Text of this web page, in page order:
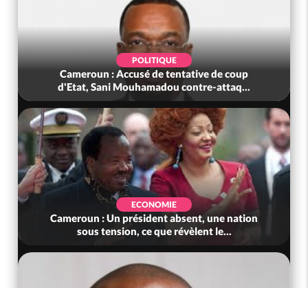
POLITIQUE
: Accusé de tentative de coup
Mouhamadou contre-attaq...
: Un président absent, une nation
tension, ce que révèlent le...
Côte d'Ivoire :
colonel-
Côte d'Ivoire :